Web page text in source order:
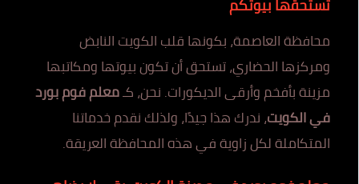
محافظة العاصمة، بكونها قلب الكويت النابض
ومركزها الحضاري، تستحق أن تكون بيوتها ومكاتبها
مزينة بأفخم وأرقى الديكورات. نحن، كـمعلم فوم بورد
في الكويت، ندرك هذا جيدًا، ولذلك نقدم خدماتنا
المتكاملة لكل زاوية في هذه المحافظة العريقة.